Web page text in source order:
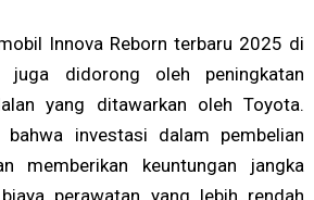
Innova Reborn terbaru 2025 di
juga didorong oleh peningkatan
yang ditawarkan oleh Toyota.
bahwa investasi dalam pembelian
memberikan keuntungan jangka